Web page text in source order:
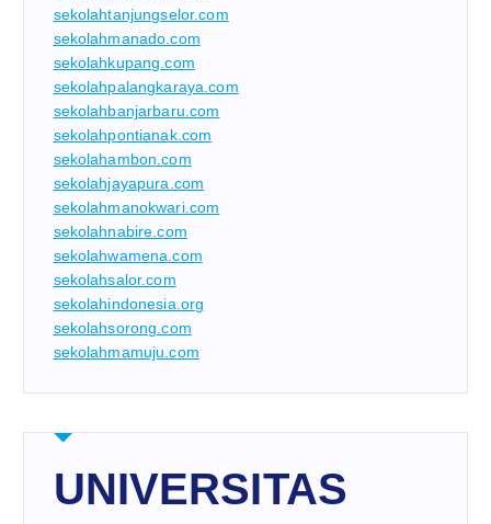
sekolahtanjungselor.com
sekolahmanado.com
sekolahkupang.com
sekolahpalangkaraya.com
sekolahbanjarbaru.com
sekolahpontianak.com
sekolahambon.com
sekolahjayapura.com
sekolahmanokwari.com
sekolahnabire.com
sekolahwamena.com
sekolahsalor.com
sekolahindonesia.org
sekolahsorong.com
sekolahmamuju.com
UNIVERSITAS